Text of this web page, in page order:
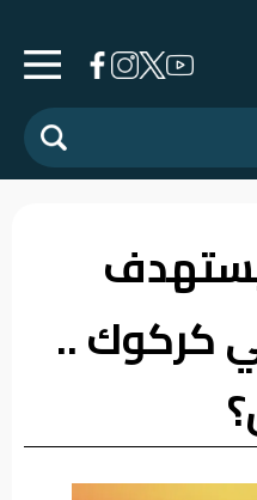
كركوك ..